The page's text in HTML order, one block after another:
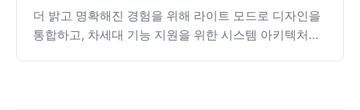
더 밝고 명확해진 경험을 위해 라이트 모드로 디자인을
통합하고, 차세대 기능 지원을 위한 시스템 아키텍처를